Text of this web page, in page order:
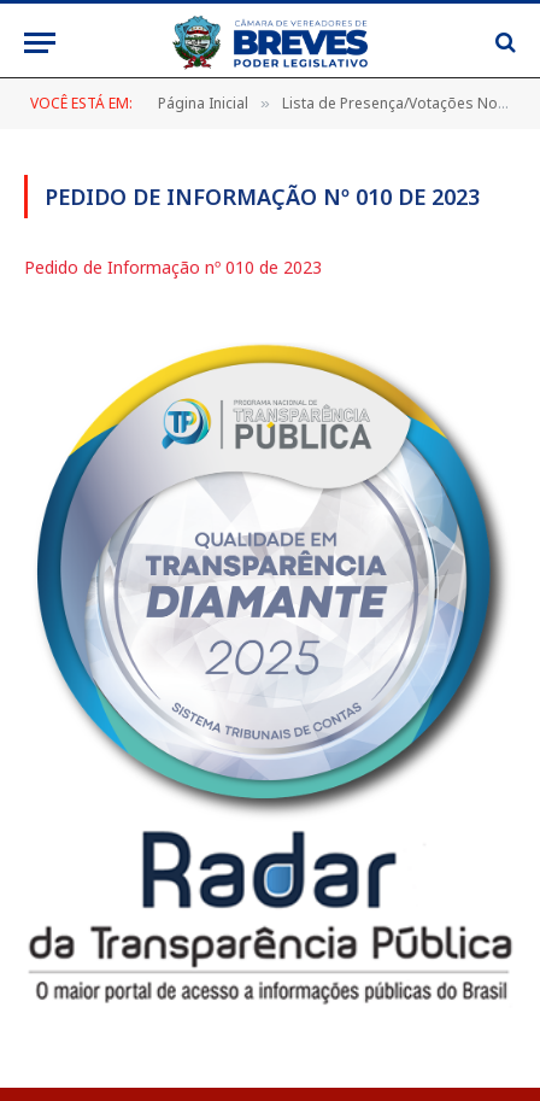
VOCÊ ESTÁ EM: Página Inicial » Lista de Presença/Votações Nominais
PEDIDO DE INFORMAÇÃO Nº 010 DE 2023
Pedido de Informação nº 010 de 2023